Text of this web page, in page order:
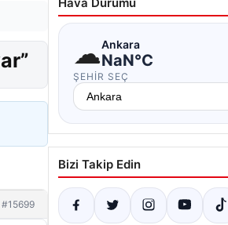
#15699
☁Ankara
NaN°C
ŞEHIR SEÇ
Bizi Takip Edin